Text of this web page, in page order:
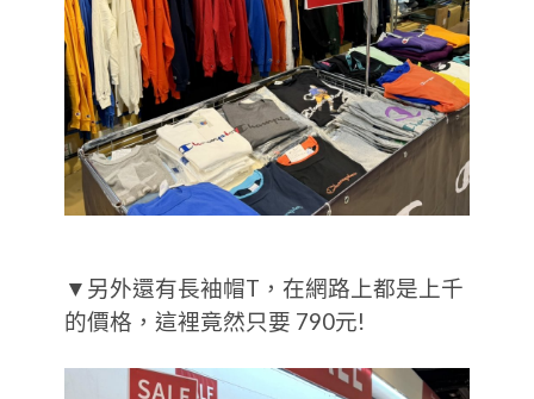
▼另外還有長袖帽T，在網路上都是上千
的價格，這裡竟然只要 790元!